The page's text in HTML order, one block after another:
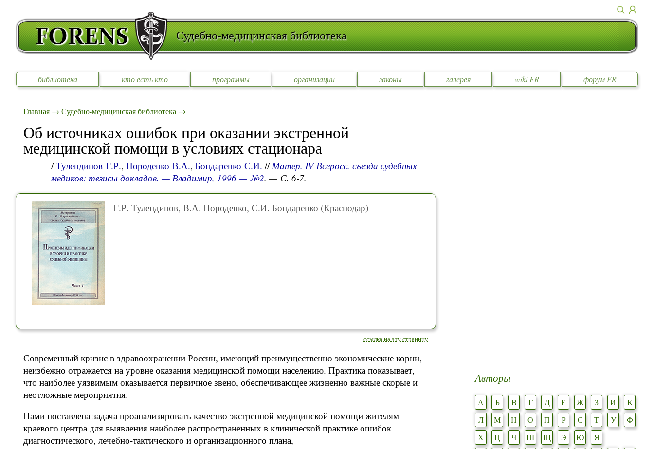
Судебно-медицинская библиотека
библиотека кто есть кто программы организации законы галерея wiki FR форум FR
Главная → Судебно-медицинская библиотека →
Об источниках ошибок при оказании экстренной
медицинской помощи в условиях стационара
/Тулендинов Г.Р., Породенко В.А., Бондаренко С.И. //Матер. IV Всеросс. съезда судебных
медиков: тезисы докладов. — Владимир, 1996 — №2. — С. 6-7.
Г.Р. Тулендинов, В.А. Породенко, С.И. Бондаренко (Краснодар)
ссылка на эту страницу
Современный кризис в здравоохранении России, имеющий преимущественно экономические корни,
неизбежно отражается на уровне оказания медицинской помощи населению. Практика показывает,
что наиболее уязвимым оказывается первичное звено, обеспечивающее жизненно важные скорые и
неотложные мероприятия.
Нами поставлена задача проанализировать качество экстренной медицинской помощи жителям
краевого центра для выявления наиболее распространенных в клинической практике ошибок
диагностического, лечебно-тактического и организационного плана,
Авторы
А Б В Г Д Е Ж З И
К
Л
М Н О П Р С Т У
Ф
Х
Ц Ч Ш Щ Э Ю
Я